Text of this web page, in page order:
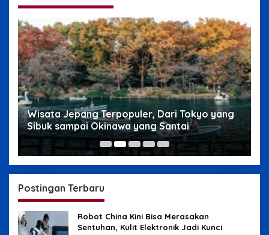
Wisata Jepang Terpopuler, Dari Tokyo yang
Sibuk sampai Okinawa yang Santai
Postingan Terbaru
Robot China Kini Bisa Merasakan
Sentuhan, Kulit Elektronik Jadi Kunci